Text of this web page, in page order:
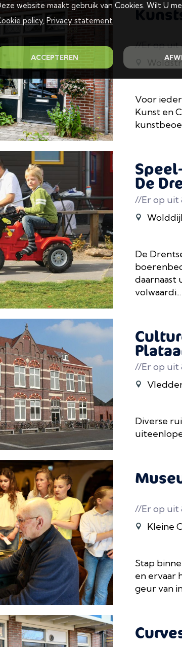
website maakt gebruik van Cookies. Wilt U
policy,Privacy statement
ACCEPTEREN
//Er op uit
Voor
Kunst en
De
//Er op uit
De
volwaardi...
//Er op uit
Diverse
//Er op uit
Kleine
Stap
en ervaar
geur van